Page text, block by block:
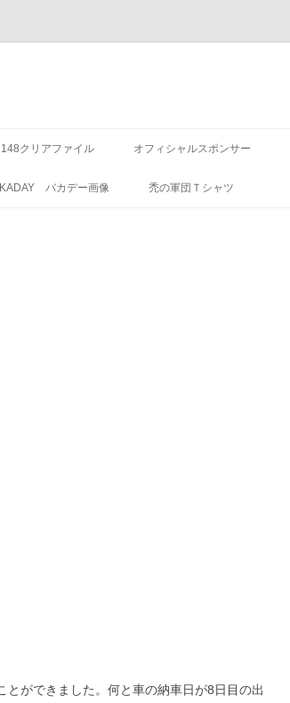
148クリアファイル オフィシャルスポンサー
バカデー画像 禿の軍団Ｔシャツ
ができました。何と車の納車日が8日目の出